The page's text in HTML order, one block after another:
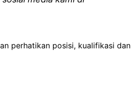
perhatikan posisi, kualifikasi dan